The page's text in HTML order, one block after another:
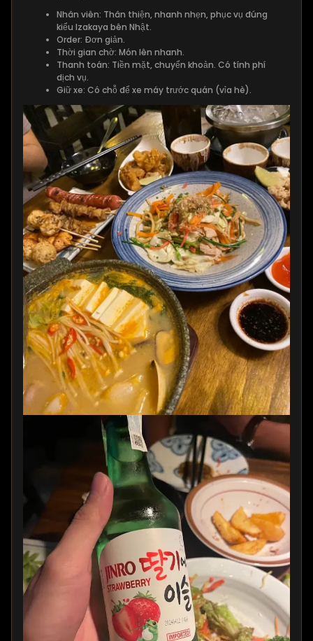
Nhân viên: Thân thiện, nhanh nhẹn, phục vụ đúng
kiểu Izakaya bên Nhật.
Order: Đơn giản.
Thời gian chờ: Món lên nhanh.
Thanh toán: Tiền mặt, chuyển khoản. Có tính phí
dịch vụ.
Giữ xe: Có chỗ để xe máy trước quán (vỉa hè).